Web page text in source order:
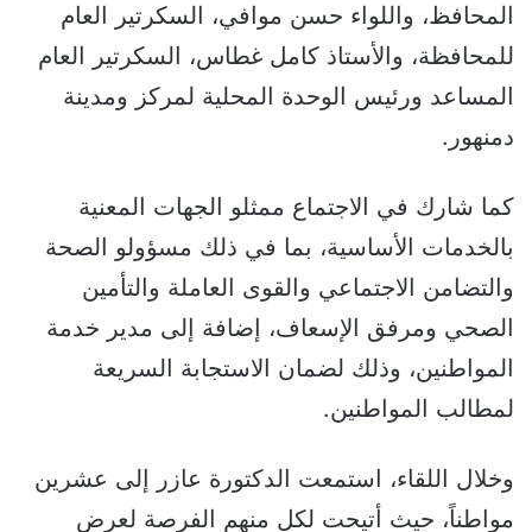
المحافظ، واللواء حسن موافي، السكرتير العام
للمحافظة، والأستاذ كامل غطاس، السكرتير العام
المساعد ورئيس الوحدة المحلية لمركز ومدينة
دمنهور.
كما شارك في الاجتماع ممثلو الجهات المعنية
بالخدمات الأساسية، بما في ذلك مسؤولو الصحة
والتضامن الاجتماعي والقوى العاملة والتأمين
الصحي ومرفق الإسعاف، إضافة إلى مدير خدمة
المواطنين، وذلك لضمان الاستجابة السريعة
لمطالب المواطنين.
وخلال اللقاء، استمعت الدكتورة عازر إلى عشرين
مواطناً، حيث أتيحت لكل منهم الفرصة لعرض